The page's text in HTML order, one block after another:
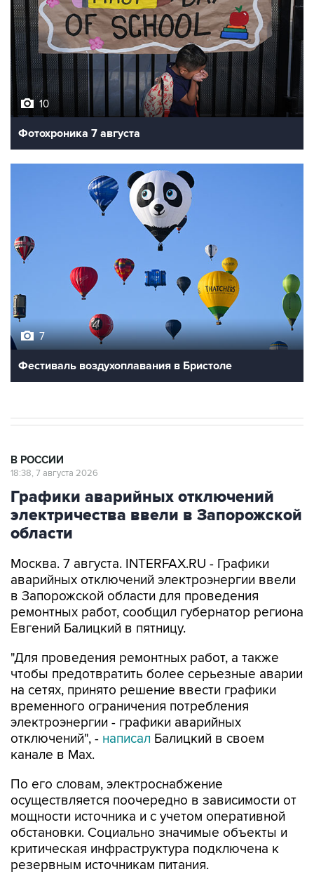
10
Фотохроника 7 августа
7
Фестиваль воздухоплавания в Бристоле
В РОССИИ
18:38, 7 августа 2026
Графики аварийных отключений
электричества ввели в Запорожской
области
Москва. 7 августа. INTERFAX.RU - Графики
аварийных отключений электроэнергии ввели
в Запорожской области для проведения
ремонтных работ, сообщил губернатор региона
Евгений Балицкий в пятницу.
"Для проведения ремонтных работ, а также
чтобы предотвратить более серьезные аварии
на сетях, принято решение ввести графики
временного ограничения потребления
электроэнергии - графики аварийных
отключений", - написал Балицкий в своем
канале в Max.
По его словам, электроснабжение
осуществляется поочередно в зависимости от
мощности источника и с учетом оперативной
обстановки. Социально значимые объекты и
критическая инфраструктура подключена к
резервным источникам питания.